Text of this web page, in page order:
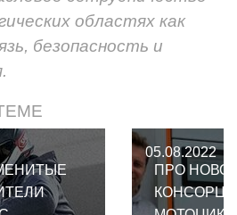
областях как
безопасность и
05.08.2022
ПРО